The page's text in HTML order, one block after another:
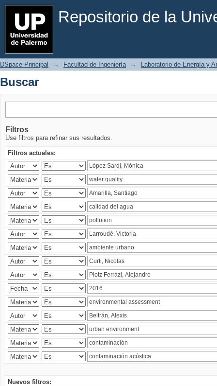
Repositorio de la
Buscar
DSpace Principal → Facultad de Ingeniería → Laboratorio de Energía y
Buscar
Filtros
Use filtros para refinar sus resultados.
Filtros actuales:
Nuevos filtros: